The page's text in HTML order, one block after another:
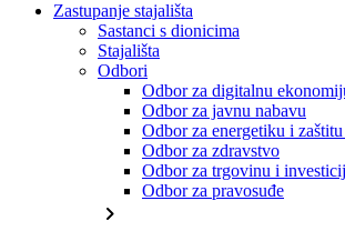
Zastupanje stajališta
Sastanci s dionicima
Stajališta
Odbori
Odbor za digitalnu
Odbor za javnu nabavu
Odbor za energetiku i
Odbor za zdravstvo
Odbor za trgovinu i
Odbor za pravosuđe
chevron_right